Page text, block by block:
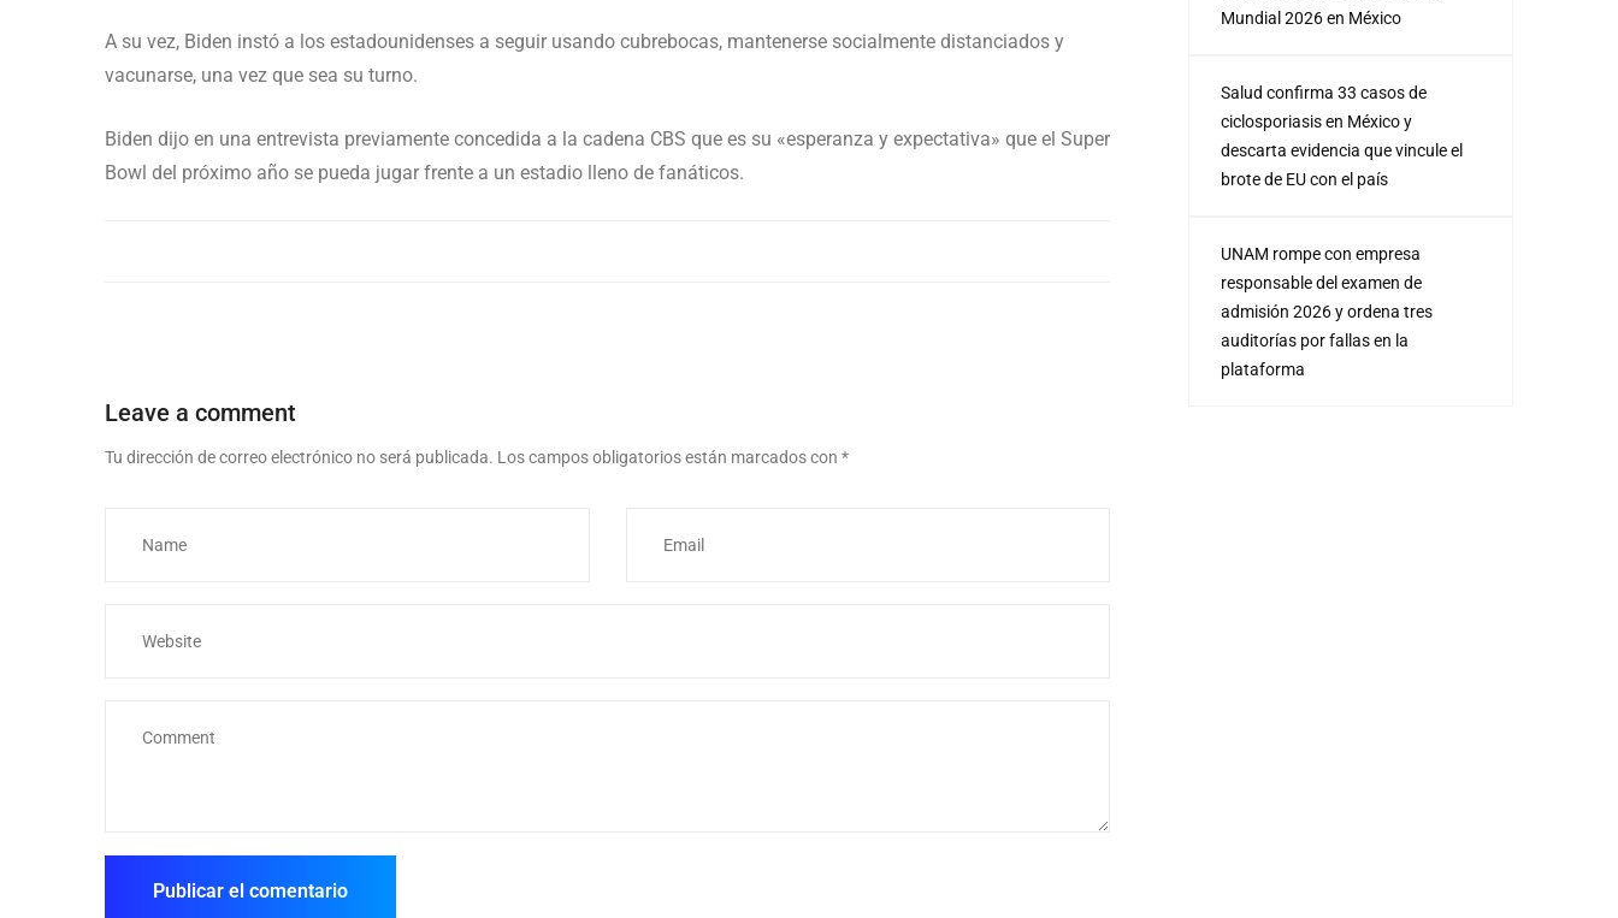
A su vez, Biden instó a los estadounidenses a seguir usando cubrebocas, mantenerse socialmente distanciados y
vacunarse, una vez que sea su turno.
Biden dijo en una entrevista previamente concedida a la cadena CBS que es su «esperanza y expectativa» que el Super
Bowl del próximo año se pueda jugar frente a un estadio lleno de fanáticos.
Leave a comment
Tu dirección de correo electrónico no será publicada. Los campos obligatorios están marcados con *
Mundial 2026 en México
Salud confirma 33 casos de
ciclosporiasis en México y
descarta evidencia que vincule el
brote de EU con el país
UNAM rompe con empresa
responsable del examen de
admisión 2026 y ordena tres
auditorías por fallas en la
plataforma